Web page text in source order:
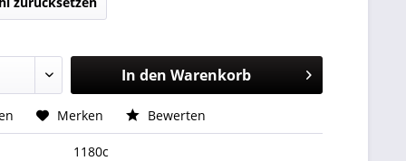
In den Warenkorb
Merken Bewerten
1180c